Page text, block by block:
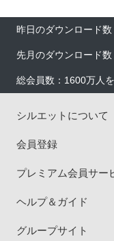
昨日のダウンロード数
先月のダウンロード
総会員数：1600万人
シルエットについて
会員登録
プレミアム会員サー
ヘルプ＆ガイド
グループサイト